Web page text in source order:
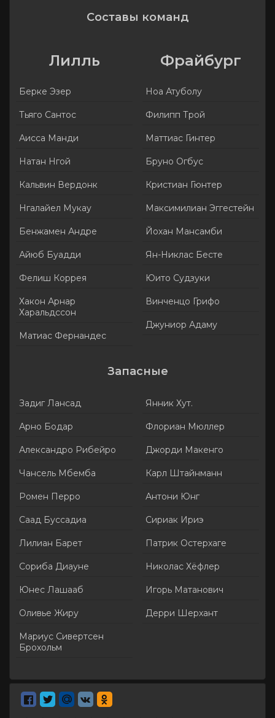
Составы команд
Лилль
Берке Эзер
Тьяго Сантос
Аисса Манди
Натан Нгой
Кальвин Вердонк
Нгалайел Мукау
Бенжамен Андре
Айюб Буадди
Фелиш Коррея
Хакон Арнар
Харальдссон
Матиас Фернандес
Фрайбург
Ноа Атуболу
Филипп Трой
Маттиас Гинтер
Бруно Огбус
Кристиан Гюнтер
Максимилиан Эггестейн
Йохан Мансамби
Ян-Никлас Бесте
Юито Судзуки
Винченцо Грифо
Джуниор Адаму
Запасные
Задиг Лансад
Арно Бодар
Александро Рибейро
Чансель Мбемба
Ромен Перро
Саад Буссадиа
Лилиан Барет
Сориба Диауне
Юнес Лашааб
Оливье Жиру
Мариус Сивертсен
Брохольм
Янник Хут.
Флориан Мюллер
Джорди Макенго
Карл Штайнманн
Антони Юнг
Сириак Ириэ
Патрик Остерхаге
Николас Хёфлер
Игорь Матанович
Дерри Шерхант